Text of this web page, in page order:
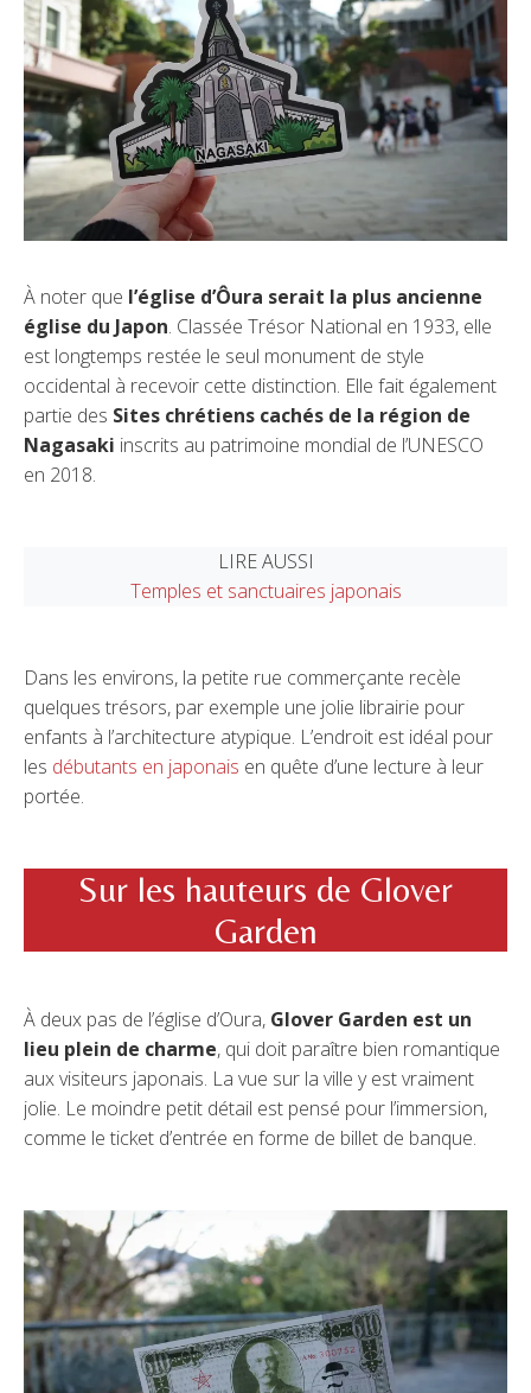
À noter que l’église d’Ôura serait la plus ancienne
église du Japon. Classée Trésor National en 1933, elle
est longtemps restée le seul monument de style
occidental à recevoir cette distinction. Elle fait également
partie des Sites chrétiens cachés de la région de
Nagasaki inscrits au patrimoine mondial de l’UNESCO
en 2018.
LIRE AUSSI
Temples et sanctuaires japonais
Dans les environs, la petite rue commerçante recèle
quelques trésors, par exemple une jolie librairie pour
enfants à l’architecture atypique. L’endroit est idéal pour
les débutants en japonais en quête d’une lecture à leur
portée.
Sur les hauteurs de Glover
Garden
À deux pas de l’église d’Oura, Glover Garden est un
lieu plein de charme, qui doit paraître bien romantique
aux visiteurs japonais. La vue sur la ville y est vraiment
jolie. Le moindre petit détail est pensé pour l’immersion,
comme le ticket d’entrée en forme de billet de banque.